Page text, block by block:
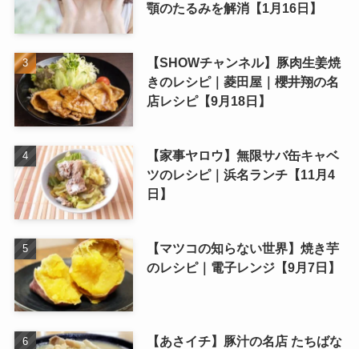
顎のたるみを解消【1月16日】
【SHOWチャンネル】豚肉生姜焼
きのレシピ｜菱田屋｜櫻井翔の名
店レシピ【9月18日】
【家事ヤロウ】無限サバ缶キャベ
ツのレシピ｜浜名ランチ【11月4
日】
【マツコの知らない世界】焼き芋
のレシピ｜電子レンジ【9月7日】
【あさイチ】豚汁の名店 たちばな